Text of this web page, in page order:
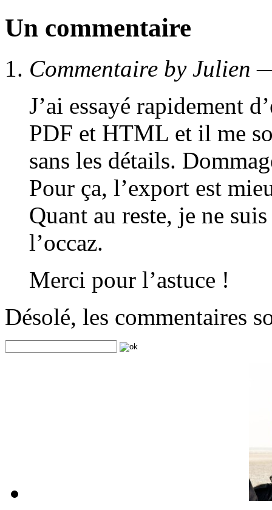
Un commentaire
Commentaire by Julien
J’ai essayé rapidement
PDF et HTML et il me
sans les détails.
Pour ça, l’export est
Quant au reste, je ne
l’occaz.
Merci pour l’astuce !
Désolé, les commentaires